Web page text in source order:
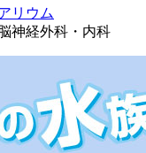
リウム
神経外科・内科